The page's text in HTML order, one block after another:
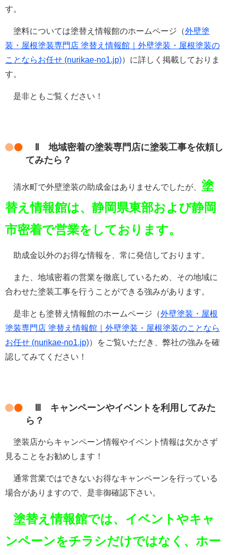
す。
塗料については塗替え情報館のホームページ（外壁塗
装・屋根塗装専門店 塗替え情報館｜外壁塗装・屋根塗装の
ことならお任せ (nurikae-no1.jp)）に詳しく掲載しておりま
す。
是非ともご覧ください！
Ⅱ 地域密着の塗装専門店に塗装工事を依頼し
てみたら？
清水町で外壁塗装の助成金はありませんでしたが、 塗
替え情報館は、静岡県東部および静岡
市密着で営業をしております。
助成金以外のお得な情報を、常に発信しております。
また、地域密着の営業を徹底しているため、その地域に
合わせた塗装工事を行うことができる強みがあります。
是非とも塗替え情報館のホームページ（外壁塗装・屋根
塗装専門店 塗替え情報館｜外壁塗装・屋根塗装のことなら
お任せ (nurikae-no1.jp)）をご覧いただき、弊社の強みを確
認してみてください！
Ⅲ キャンペーンやイベントを利用してみた
ら？
塗装店からキャンペーン情報やイベント情報は欠かさず
見ることをお勧めします！
通常営業ではできないお得なキャンペーンを行っている
場合がありますので、是非御確認下さい。
塗替え情報館では、イベントやキャ
ンペーンをチラシだけではなく、ホー